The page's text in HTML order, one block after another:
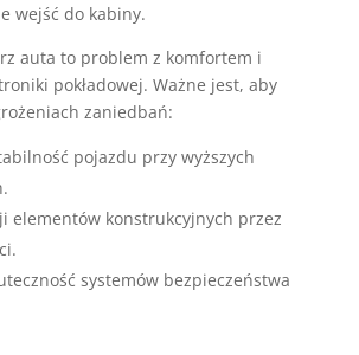
wejść do kabiny.
auta to problem z komfortem i
pokładowej. Ważne jest, aby
zaniedbań:
pojazdu przy wyższych
elementów konstrukcyjnych przez
systemów bezpieczeństwa